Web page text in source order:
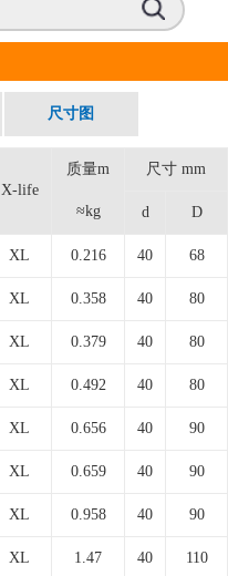
尺寸图
X-life
质量m
≈kg
尺寸 mm
d D
XL 0.216 40 68
XL 0.358 40 80
XL 0.379 40 80
XL 0.492 40 80
XL 0.656 40 90
XL 0.659 40 90
XL 0.958 40 90
XL 1.47 40 110